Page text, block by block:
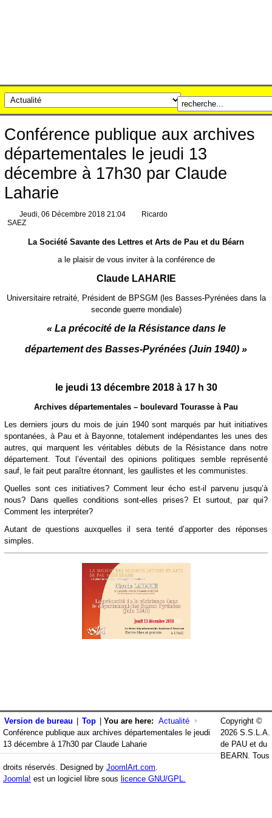
Conférence publique aux archives
départementales le jeudi 13
décembre à 17h30 par Claude
Laharie
Jeudi, 06 Décembre 2018 21:04
Ricardo
SAEZ
La Société Savante des Lettres et Arts de Pau et du Béarn
a le plaisir de vous inviter à la conférence de
Claude LAHARIE
Universitaire retraité, Président de BPSGM (les Basses-Pyrénées dans la
seconde guerre mondiale)
« La précocité de la Résistance dans le
département des Basses-Pyrénées (Juin 1940) »
le jeudi 13 décembre 2018 à 17 h 30
Archives départementales – boulevard Tourasse à Pau
Les derniers jours du mois de juin 1940 sont marqués par huit initiatives
spontanées, à Pau et à Bayonne, totalement indépendantes les unes des
autres, qui marquent les véritables débuts de la Résistance dans notre
département. Tout l’éventail des opinions politiques semble représenté
sauf, le fait peut paraître étonnant, les gaullistes et les communistes.
Quelles sont ces initiatives? Comment leur écho est-il parvenu jusqu’à
nous? Dans quelles conditions sont-elles prises? Et surtout, par qui?
Comment les interpréter?
Autant de questions auxquelles il sera tenté d’apporter des réponses
simples.
Version de bureau Top You are here: Actualité
Conférence publique aux archives départementales le jeudi
13 décembre à 17h30 par Claude Laharie
Copyright ©
2026 S.S.L.A.
de PAU et du
BEARN. Tous
droits réservés. Designed by JoomlArt.com
Joomla! est un logiciel libre sous licence GNU/GPL.